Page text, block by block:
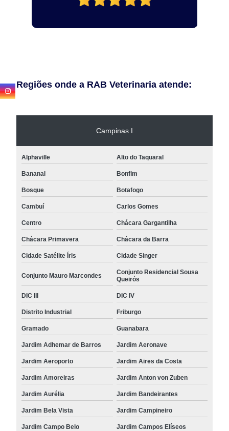
Regiões onde a RAB Veterinaria atende:
Campinas I
Alphaville Alto do Taquaral
Bananal Bonfim
Bosque Botafogo
Cambuí Carlos Gomes
Centro Chácara Gargantilha
Chácara Primavera Chácara da Barra
Cidade Satélite Íris Cidade Singer
Conjunto Mauro Marcondes
Conjunto Residencial Sousa
Queirós
DIC III DIC IV
Distrito Industrial Friburgo
Gramado Guanabara
Jardim Adhemar de Barros Jardim Aeronave
Jardim Aeroporto Jardim Aires da Costa
Jardim Amoreiras Jardim Anton von Zuben
Jardim Aurélia Jardim Bandeirantes
Jardim Bela Vista Jardim Campineiro
Jardim Campo Belo Jardim Campos Elíseos